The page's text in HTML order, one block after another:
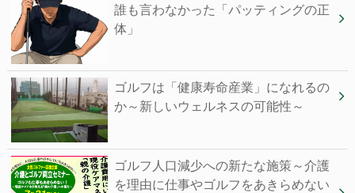
誰も⾔わなかった「パッティングの正
体」
ゴルフは「健康寿命産業」になれるの
か～新しいウェルネスの可能性～
ゴルフ人口減少への新たな施策～介護
を理由に仕事やゴルフをあきらめない